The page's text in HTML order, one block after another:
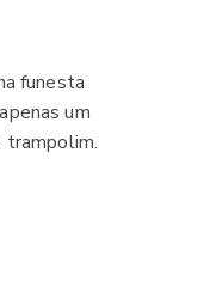
funesta
um
trampolim.